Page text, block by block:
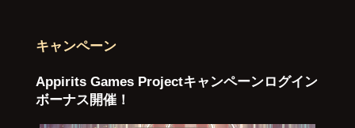
キャンペーン
Appirits Games Projectキャンペーンログイン
ボーナス開催！